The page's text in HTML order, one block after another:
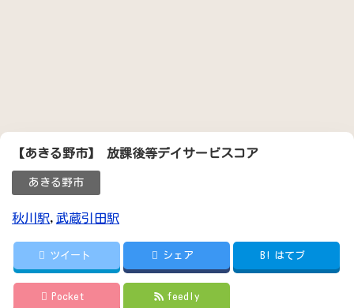
【あきる野市】 放課後等デイサービスコア
あきる野市
秋川駅, 武蔵引田駅
ツイート シェア B! はてブ
Pocket feedly